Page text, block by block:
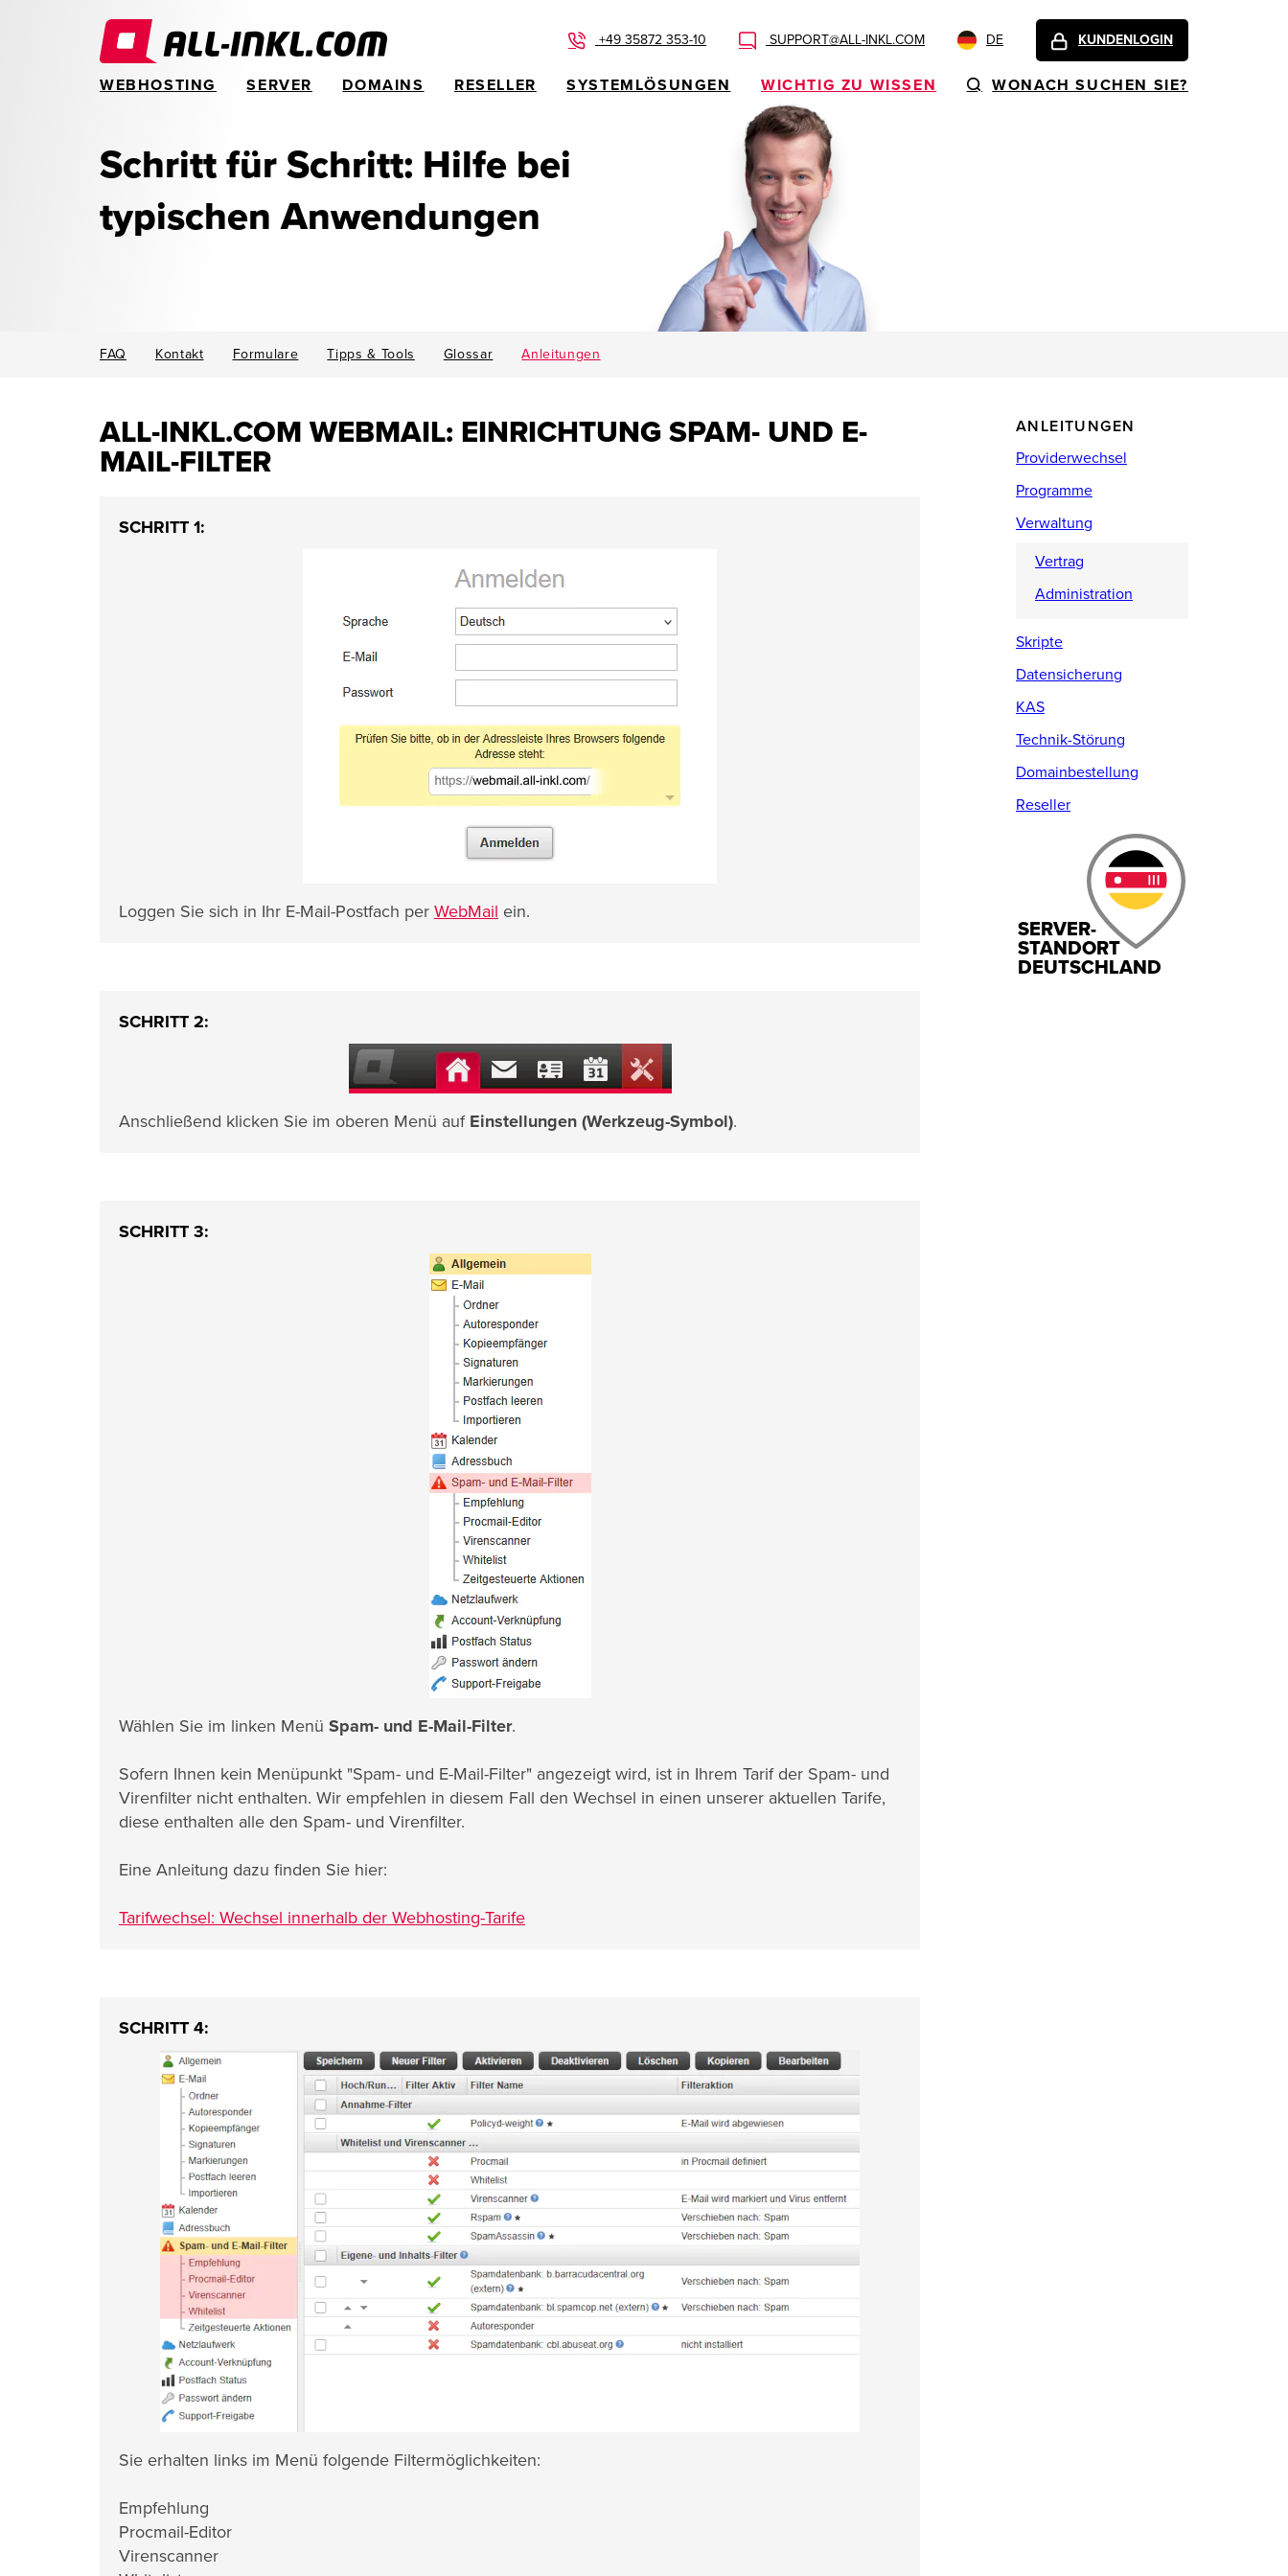
+49 35872 353-10 SUPPORT@ALL-INKL.COM DE KUNDENLOGIN
WEBHOSTING SERVER DOMAINS RESELLER SYSTEMLÖSUNGEN WICHTIG ZU WISSEN WONACH SUCHEN SIE?
Schritt für Schritt: Hilfe bei
typischen Anwendungen
FAQ Kontakt Formulare Tipps & Tools Glossar Anleitungen
ALL-INKL.COM WEBMAIL: EINRICHTUNG SPAM- UND E-
MAIL-FILTER
SCHRITT 1:
Loggen Sie sich in Ihr E-Mail-Postfach per WebMail ein.
SCHRITT 2:
Anschließend klicken Sie im oberen Menü auf Einstellungen (Werkzeug-Symbol).
SCHRITT 3:
Wählen Sie im linken Menü Spam- und E-Mail-Filter.
Sofern Ihnen kein Menüpunkt "Spam- und E-Mail-Filter" angezeigt wird, ist in Ihrem Tarif der Spam- und
Virenfilter nicht enthalten. Wir empfehlen in diesem Fall den Wechsel in einen unserer aktuellen Tarife,
diese enthalten alle den Spam- und Virenfilter.
Eine Anleitung dazu finden Sie hier:
Tarifwechsel: Wechsel innerhalb der Webhosting-Tarife
SCHRITT 4:
Sie erhalten links im Menü folgende Filtermöglichkeiten:
Empfehlung
Procmail-Editor
Virenscanner
ANLEITUNGEN
Providerwechsel
Programme
Verwaltung
Vertrag
Administration
Skripte
Datensicherung
KAS
Technik-Störung
Domainbestellung
Reseller
SERVER-
STANDORT
DEUTSCHLAND